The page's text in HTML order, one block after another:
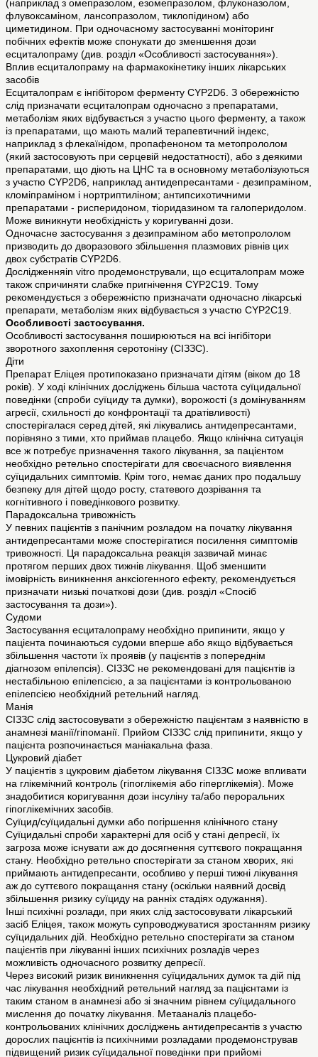
(наприклад з омепразолом, езомепразолом, флуконазолом,
флувоксаміном, лансопразолом, тиклопідином) або
циметидином. При одночасному застосуванні моніторинг
побічних ефектів може спонукати до зменшення дози
есциталопраму (див. розділ «Особливості застосування»).
Вплив есциталопраму на фармакокінетику інших лікарських
засобів
Есциталопрам є інгібітором ферменту CYP2D6. З обережністю
слід призначати есциталопрам одночасно з препаратами,
метаболізм яких відбувається з участю цього ферменту, а також
із препаратами, що мають малий терапевтичний індекс,
наприклад з флекаїнідом, пропафеноном та метопрололом
(який застосовують при серцевій недостатності), або з деякими
препаратами, що діють на ЦНС та в основному метаболізуються
з участю CYP2D6, наприклад антидепресантами - дезипраміном,
кломіпраміном і нортриптиліном; антипсихотичними
препаратами - рисперидоном, тіоридазином та галоперидолом.
Може виникнути необхідність у коригуванні дози.
Одночасне застосування з дезипраміном або метопрололом
призводить до дворазового збільшення плазмових рівнів цих
двох субстратів CYP2D6.
Дослідженняіn vitro продемонстрували, що есциталопрам може
також спричиняти слабке пригнічення CYP2C19. Тому
рекомендується з обережністю призначати одночасно лікарські
препарати, метаболізм яких відбувається з участю CYP2C19.
Особливості застосування.
Особливості застосування поширюються на всі інгібітори
зворотного захоплення серотоніну (СІЗЗС).
Діти
Препарат Еліцея протипоказано призначати дітям (віком до 18
років). У ході клінічних досліджень більша частота суїцидальної
поведінки (спроби суїциду та думки), ворожості (з домінуванням
агресії, схильності до конфронтації та дратівливості)
спостерігалася серед дітей, які лікувались антидепресантами,
порівняно з тими, хто приймав плацебо. Якщо клінічна ситуація
все ж потребує призначення такого лікування, за пацієнтом
необхідно ретельно спостерігати для своєчасного виявлення
суїцидальних симптомів. Крім того, немає даних про подальшу
безпеку для дітей щодо росту, статевого дозрівання та
когнітивного і поведінкового розвитку.
Парадоксальна тривожність
У певних пацієнтів з панічним розладом на початку лікування
антидепресантами може спостерігатися посилення симптомів
тривожності. Ця парадоксальна реакція зазвичай минає
протягом перших двох тижнів лікування. Щоб зменшити
імовірність виникнення анксіогенного ефекту, рекомендується
призначати низькі початкові дози (див. розділ «Спосіб
застосування та дози»).
Судоми
Застосування есциталопраму необхідно припинити, якщо у
пацієнта починаються судоми вперше або якщо відбувається
збільшення частоти їх проявів (у пацієнтів з попереднім
діагнозом епілепсія). СІЗЗС не рекомендовані для пацієнтів із
нестабільною епілепсією, а за пацієнтами із контрольованою
епілепсією необхідний ретельний нагляд.
Манія
СІЗЗС слід застосовувати з обережністю пацієнтам з наявністю в
анамнезі манії/гіпоманії. Прийом СІЗЗС слід припинити, якщо у
пацієнта розпочинається маніакальна фаза.
Цукровий діабет
У пацієнтів з цукровим діабетом лікування СІЗЗС може впливати
на глікемічний контроль (гіпоглікемія або гіперглікемія). Може
знадобитися коригування дози інсуліну та/або пероральних
гіпоглікемічних засобів.
Суїцид/суїцидальні думки або погіршення клінічного стану
Суїцидальні спроби характерні для осіб у стані депресії, їх
загроза може існувати аж до досягнення суттєвого покращання
стану. Необхідно ретельно спостерігати за станом хворих, які
приймають антидепресанти, особливо у перші тижні лікування
аж до суттєвого покращання стану (оскільки наявний досвід
збільшення ризику суїциду на ранніх стадіях одужання).
Інші психічні розлади, при яких слід застосовувати лікарський
засіб Еліцея, також можуть супроводжуватися зростанням ризику
суїцидальних дій. Необхідно ретельно спостерігати за станом
пацієнтів при лікуванні інших психічних розладів через
можливість одночасного розвитку депресії.
Через високий ризик виникнення суїцидальних думок та дій під
час лікування необхідний ретельний нагляд за пацієнтами із
таким станом в анамнезі або зі значним рівнем суїцидального
мислення до початку лікування. Метааналіз плацебо-
контрольованих клінічних досліджень антидепресантів з участю
дорослих пацієнтів із психічними розладами продемонстрував
підвищений ризик суїцидальної поведінки при прийомі